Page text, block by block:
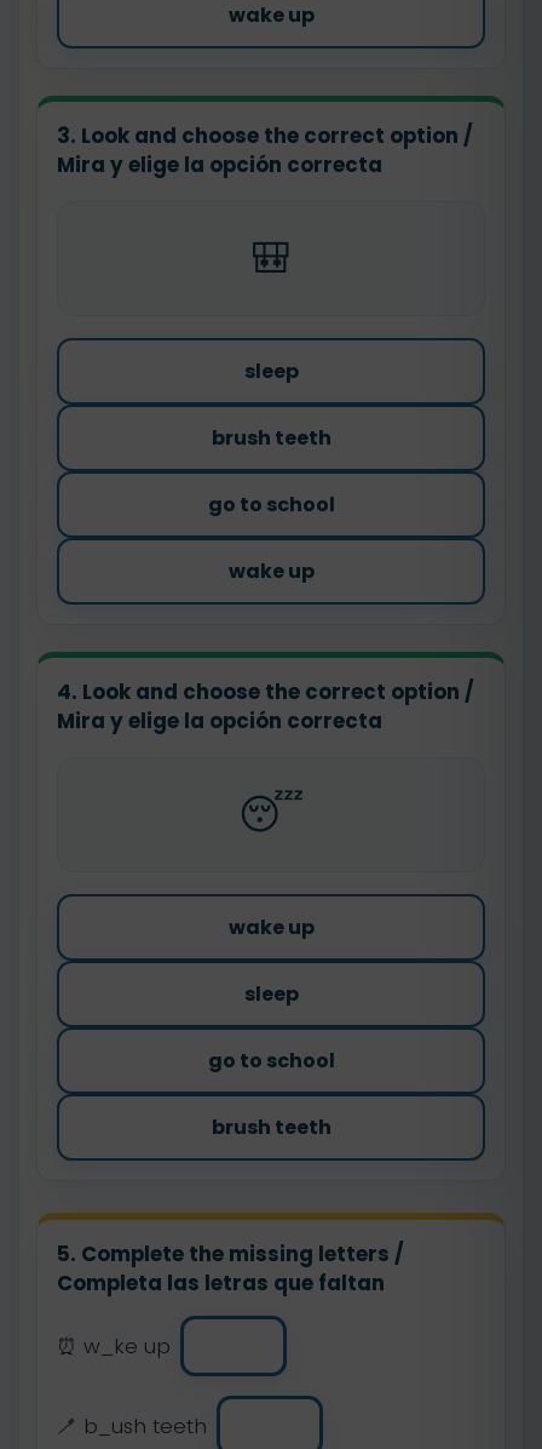
wake up
3. Look and choose the correct option /
Mira y elige la opción correcta
🎒
sleep
brush teeth
go to school
wake up
4. Look and choose the correct option /
Mira y elige la opción correcta
😴
wake up
sleep
go to school
brush teeth
5. Complete the missing letters /
Completa las letras que faltan
⏰ w_ke up
🪥 b_ush teeth